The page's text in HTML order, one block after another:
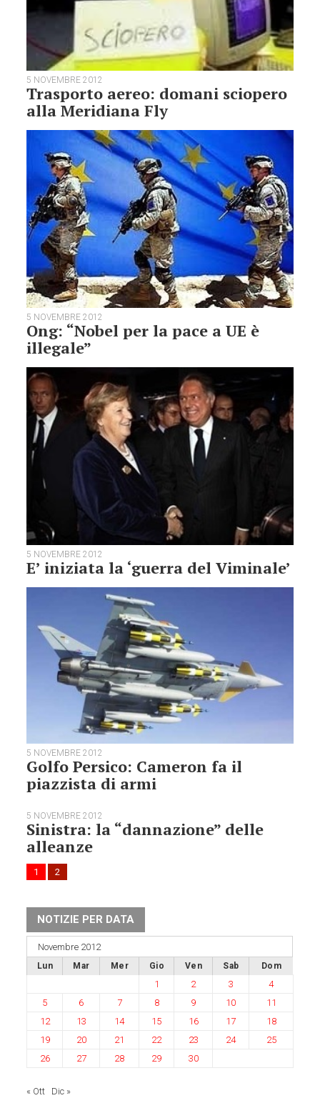
5 NOVEMBRE 2012
Trasporto aereo: domani sciopero
alla Meridiana Fly
5 NOVEMBRE 2012
Ong: “Nobel per la pace a UE è
illegale”
5 NOVEMBRE 2012
E’ iniziata la ‘guerra del Viminale’
5 NOVEMBRE 2012
Golfo Persico: Cameron fa il
piazzista di armi
5 NOVEMBRE 2012
Sinistra: la “dannazione” delle
alleanze
1 2
NOTIZIE PER DATA
Novembre 2012
Lun Mar Mer Gio Ven Sab Dom
1 2 3
4
5
6 7 8 9 10
11
12
13 14 15 16 17
18
19
20 21 22 23 24
25
26
27 28 29 30
« Ott Dic »